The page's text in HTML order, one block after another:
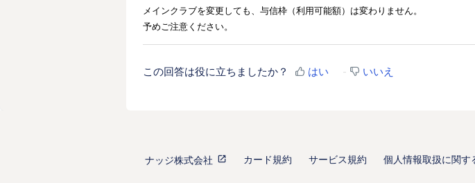
メインクラブを変更しても、与信枠（利用可能額）は変わりません。
予めご注意ください。
この回答は役に立ちましたか？ はい いいえ
ナッジ株式会社 カード規約 サービス規約 個人情報取扱に関す